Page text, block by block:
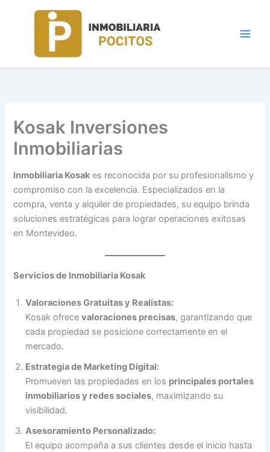
Kosak Inversiones
Inmobiliarias
Inmobiliaria Kosak es reconocida por su profesionalismo y
compromiso con la excelencia. Especializados en la
compra, venta y alquiler de propiedades, su equipo brinda
soluciones estratégicas para lograr operaciones exitosas
en Montevideo.
Servicios de Inmobiliaria Kosak
Valoraciones Gratuitas y Realistas:
Kosak ofrecevaloraciones precisas, garantizando que
cada propiedad se posicione correctamente en el
mercado.
Estrategia de Marketing Digital:
Promueven las propiedades en los principales portales
inmobiliarios y redes sociales, maximizando su
visibilidad.
Asesoramiento Personalizado:
El equipo acompaña a sus clientes desde el inicio hasta